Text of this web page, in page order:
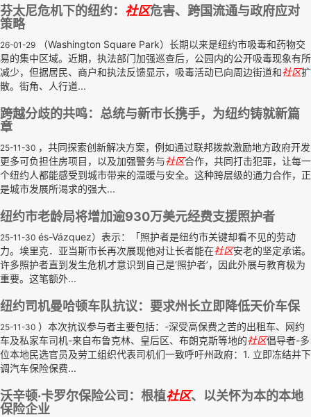
芬太尼危机下的纽约： 社区危害、跨国流通与政府应对
策略
26-01-29 （Washington Square Park）长期以来是纽约市吸毒和药物交
易的集中区域。近期，执法部门加强巡查后，公园内的公开吸毒现象有所
减少，但据居民、商户和执法反馈显示，吸毒活动已向周边街道和社区扩
散。街角、人行道...
跨越分歧的共鸣：总统与新市长携手，为纽约铸就新篇
章
25-11-30 ，共同探索创新解决方案，例如通过联邦拨款激励地方政府开发
更多可负担住房项目，以及加强警务与社区合作，共同打击犯罪，让每一
个纽约人都能感受到城市带来的温暖与安全。这种跨层级的通力合作，正
是城市发展所渴求的强大...
纽约市老龄局将增加逾930万美元经费支援照护者
25-11-30 és-Vázquez）表示：「照护者是纽约市关键却看不见的劳动
力。埃里克．亚当斯市长再次展现他对让长者能在社区安老的坚定承诺。
许多照护者直到发生危机才意识到自己是‘照护者’，因此外展与教育极为
重要。这笔额外...
纽约司机曼哈顿车队抗议：要求州长立即降低天价车保
25-11-30 ）本次抗议参与者主要包括：-深受高保费之苦的出租车、网约
车及私家车司机-来自布鲁克林、皇后区、布朗克斯等地的社区倡导者-多
位本地民选官员及劳工组织代表司机们一致呼吁州政府：1. 立即冻结并下
调汽车保险保费...
沃辛顿·卡罗尔保险公司：根植社区、以关怀为本的本地
保险企业